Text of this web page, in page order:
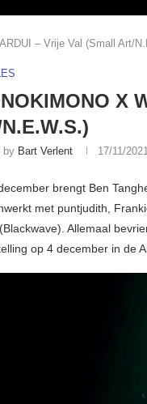
– Vrije Val (Small Art/
X
by Bart Verlent 17/11/
brengt Ben
met puntjudith,
Allemaal
op 4 december in de